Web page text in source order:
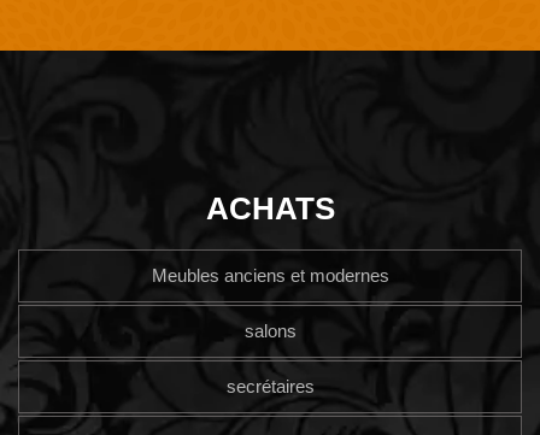
ACHATS
Meubles anciens et modernes
salons
secrétaires